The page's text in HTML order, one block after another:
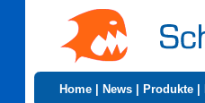
Home News Produkte